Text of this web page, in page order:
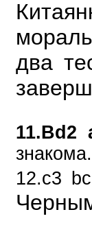
два
11.Bd2
12.c3